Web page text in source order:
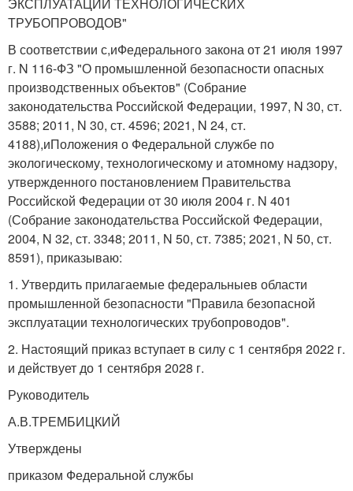
ТРУБОПРОВОДОВ"
В соответствии с,иФедерального закона от 21 июля 1997
г. N 116-ФЗ "О промышленной безопасности опасных
производственных объектов" (Собрание
законодательства Российской Федерации, 1997, N 30, ст.
3588; 2011, N 30, ст. 4596; 2021, N 24, ст.
4188),иПоложения о Федеральной службе по
экологическому, технологическому и атомному надзору,
утвержденного постановлением Правительства
Российской Федерации от 30 июля 2004 г. N 401
(Собрание законодательства Российской Федерации,
2004, N 32, ст. 3348; 2011, N 50, ст. 7385; 2021, N 50, ст.
8591), приказываю:
1. Утвердить прилагаемые федеральныев области
промышленной безопасности "Правила безопасной
эксплуатации технологических трубопроводов".
2. Настоящий приказ вступает в силу с 1 сентября 2022 г.
и действует до 1 сентября 2028 г.
Руководитель
А.В.ТРЕМБИЦКИЙ
Утверждены
приказом Федеральной службы